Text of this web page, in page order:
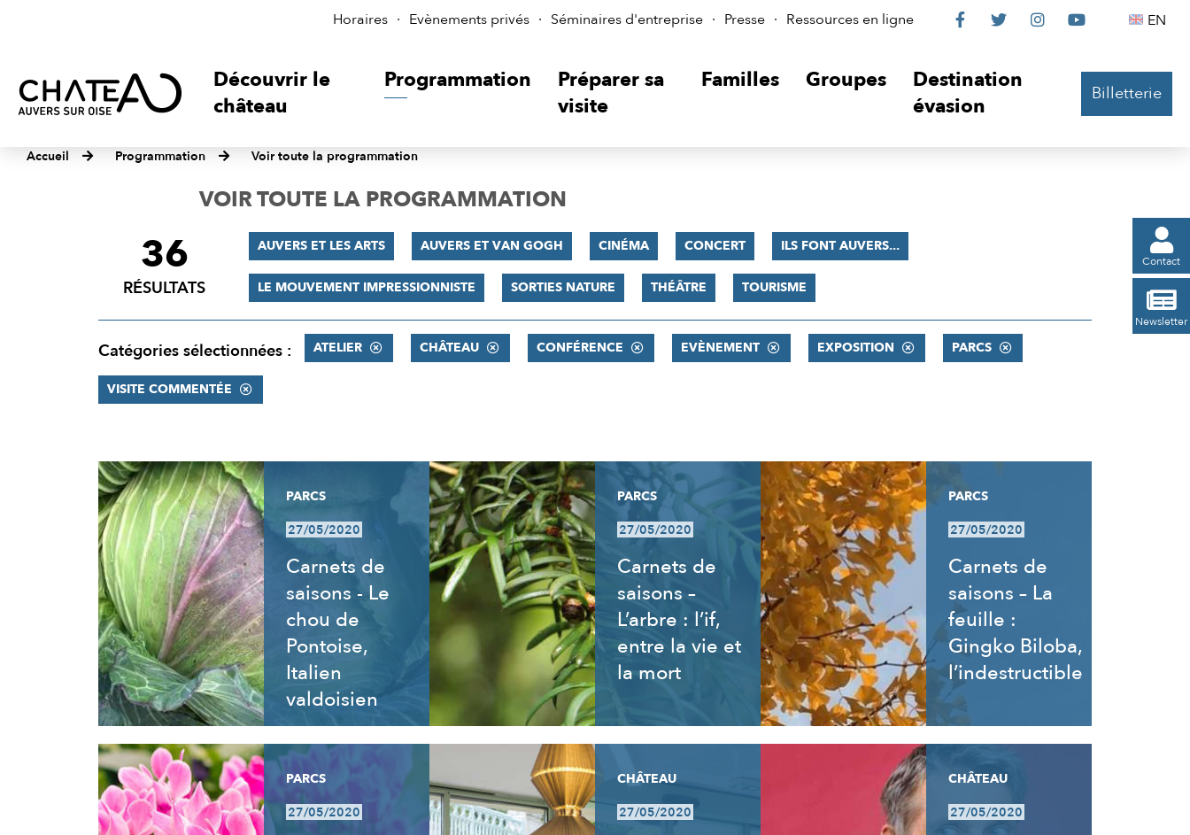
Horaires Evènements privés Séminaires d'entreprise Presse Ressources en ligne
Le
sur

Le

Le

Le
 EN
Découvrir le
château
Programmation
Préparer sa
visite
Familles Groupes
Destination
évasion
Billetterie
Accueil Programmation Voir toute la programmation

Contact

Newsletter
VOIR TOUTE LA PROGRAMMATION
FILTRER
RÉSULTATS
36
RÉSULTATS
AUVERS ET LES ARTS AUVERS ET VAN GOGH CINÉMA CONCERT ILS FONT AUVERS...
LE MOUVEMENT IMPRESSIONNISTE SORTIES NATURE THÉÂTRE TOURISME
Catégories sélectionnées : ATELIER CHÂTEAU CONFÉRENCE EVÈNEMENT EXPOSITION PARCS
VISITE COMMENTÉE
RÉSULTATS
PARCS
27/05/2020
Carnets de
saisons - Le
chou de
Pontoise,
Italien
valdoisien
PARCS
27/05/2020
Carnets de
saisons –
L’arbre : l’if,
entre la vie et
la mort
PARCS
27/05/2020
Carnets de
saisons – La
feuille :
Gingko Biloba,
l’indestructible
PARCS
27/05/2020
CHÂTEAU
27/05/2020
CHÂTEAU
27/05/2020